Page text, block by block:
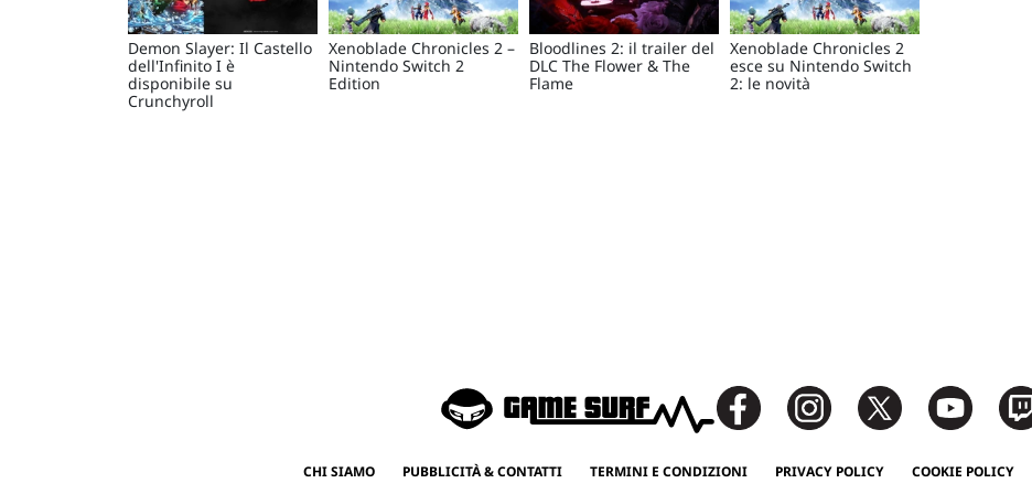
Demon Slayer: Il Castello
dell'Infinito I è
disponibile su
Crunchyroll
Xenoblade Chronicles 2 –
Nintendo Switch 2
Edition
Bloodlines 2: il trailer del
DLC The Flower & The
Flame
Xenoblade Chronicles 2
esce su Nintendo Switch
2: le novità
CHI SIAMO PUBBLICITÀ & CONTATTI TERMINI E CONDIZIONI PRIVACY POLICY COOKIE POLICY